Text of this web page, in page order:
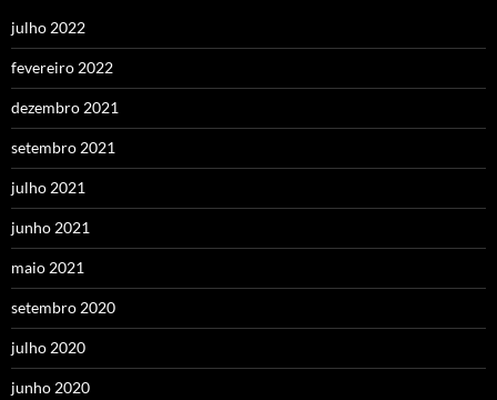
julho 2022
fevereiro 2022
dezembro 2021
setembro 2021
julho 2021
junho 2021
maio 2021
setembro 2020
julho 2020
junho 2020